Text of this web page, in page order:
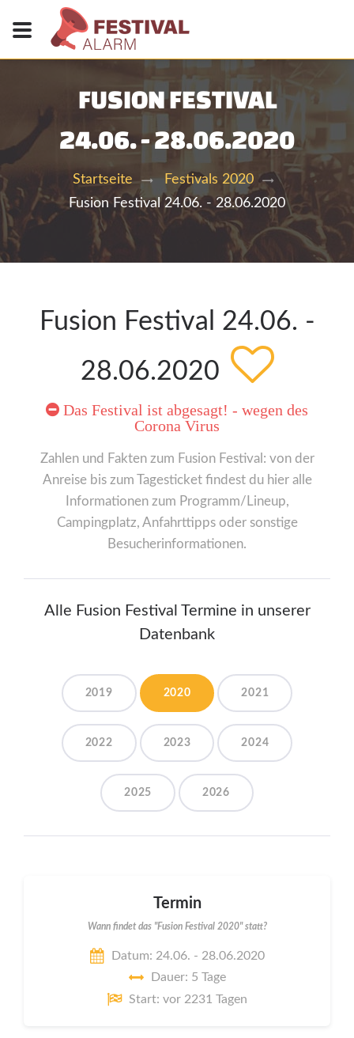
FUSION FESTIVAL
24.06. - 28.06.2020
Startseite
Festivals 2020
Fusion Festival 24.06. - 28.06.2020
Fusion Festival 24.06. -
28.06.2020
Das Festival ist abgesagt! - wegen des
Corona Virus
Zahlen und Fakten zum Fusion Festival: von der
Anreise bis zum Tagesticket findest du hier alle
Informationen zum Programm/Lineup,
Campingplatz, Anfahrttipps oder sonstige
Besucherinformationen.
Alle Fusion Festival Termine in unserer
Datenbank
2019 2020 2021
2022 2023 2024
2025 2026
Termin
Wann findet das "Fusion Festival 2020" statt?
Datum: 24.06. - 28.06.2020
Dauer: 5 Tage
Start: vor 2231 Tagen